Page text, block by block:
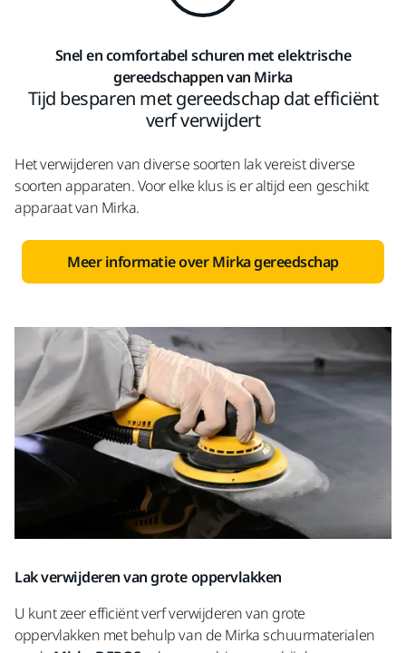
Snel en comfortabel schuren met elektrische
gereedschappen van Mirka
Tijd besparen met gereedschap dat efficiënt
verf verwijdert
Het verwijderen van diverse soorten lak vereist diverse
soorten apparaten. Voor elke klus is er altijd een geschikt
apparaat van Mirka.
Meer informatie over Mirka gereedschap
Lak verwijderen van grote oppervlakken
U kunt zeer efficiënt verf verwijderen van grote
oppervlakken met behulp van de Mirka schuurmaterialen